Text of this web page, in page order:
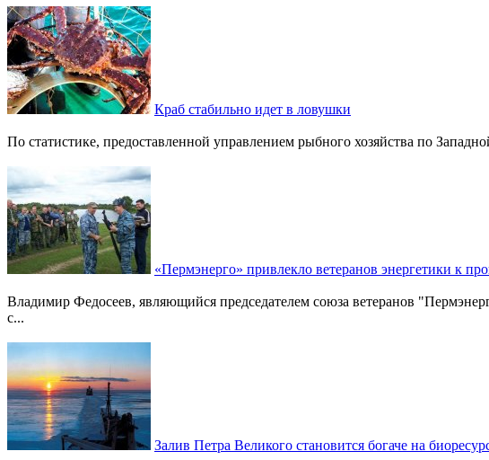
Краб стабильно идет в ловушки
По статистике, предоставленной управлением рыбного хозяйства по
«Пермэнерго» привлекло ветеранов энергетики к
Владимир Федосеев, являющийся председателем союза ветеранов
с...
Залив Петра Великого становится богаче на